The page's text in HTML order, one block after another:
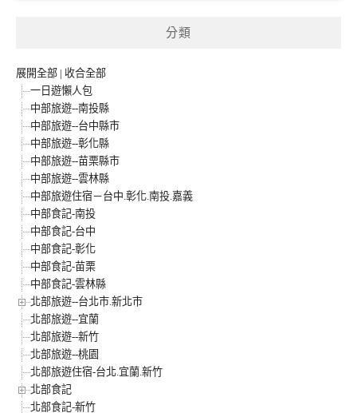
分類
展開全部 | 收合全部
一日遊懶人包
中部旅遊--南投縣
中部旅遊--台中縣市
中部旅遊--彰化縣
中部旅遊--苗栗縣市
中部旅遊--雲林縣
中部旅遊住宿－台中.彰化.南投.嘉義
中部食記-南投
中部食記-台中
中部食記-彰化
中部食記-苗栗
中部食記-雲林縣
北部旅遊--台北市.新北市
北部旅遊--宜蘭
北部旅遊--新竹
北部旅遊--桃園
北部旅遊住宿-台北.宜蘭.新竹
北部食記
北部食記-新竹